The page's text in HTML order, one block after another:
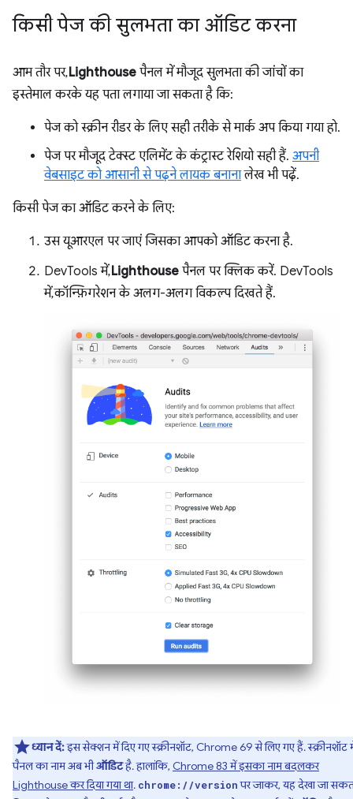
किसी पेज की सुलभता का ऑडिट करना
आम तौर पर,Lighthouse पैनल में मौजूद सुलभता की जांचों का
इस्तेमाल करके यह पता लगाया जा सकता है कि:
पेज को स्क्रीन रीडर के लिए सही तरीके से मार्क अप किया गया हो.
पेज पर मौजूद टेक्स्ट एलिमेंट के कंट्रास्ट रेशियो सही हैं. अपनी
वेबसाइट को आसानी से पढ़ने लायक बनानालेख भी पढ़ें.
किसी पेज का ऑडिट करने के लिए:
उस यूआरएल पर जाएं जिसका आपको ऑडिट करना है.
DevTools में,Lighthouse पैनल पर क्लिक करें. DevTools
में, कॉन्फ़िगरेशन के अलग-अलग विकल्प दिखते हैं.
ध्यान दें:इस सेक्शन में दिए गए स्क्रीनशॉट, Chrome 69 से लिए गए हैं. स्क्रीनशॉट
पैनल का नाम अब भीऑडिटहै. हालांकि, Chrome 83 में इसका नाम बदलकर
Lighthouse कर दिया गया था. chrome://versionपर जाकर, यह देखा जा